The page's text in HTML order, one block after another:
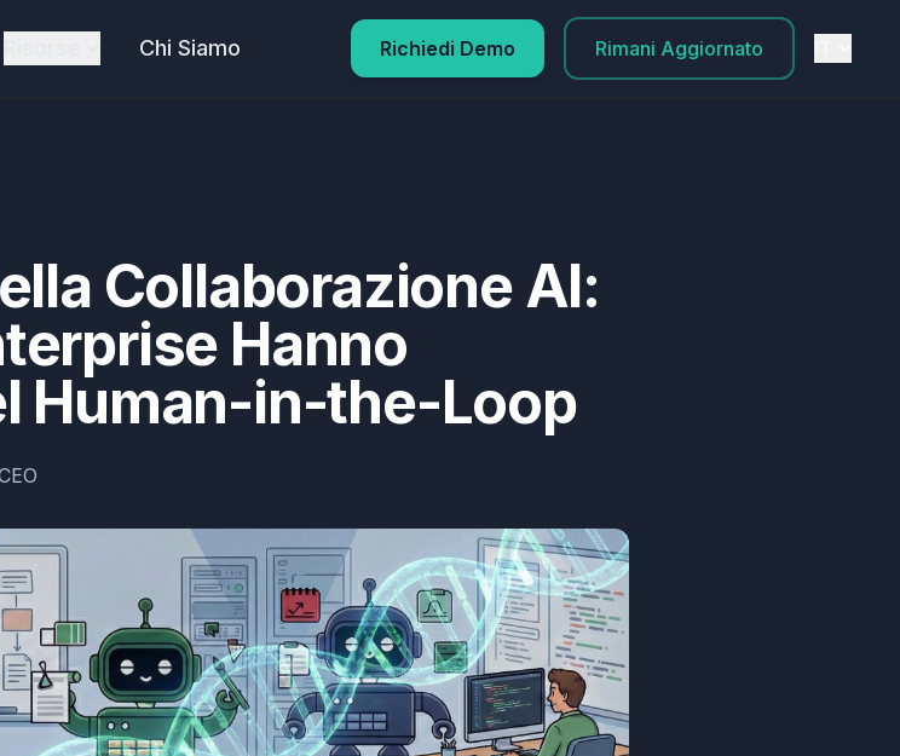
Chi Siamo Richiedi Demo Rimani Aggiornato
Collaborazione AI:
Hanno
Human-in-the-Loop